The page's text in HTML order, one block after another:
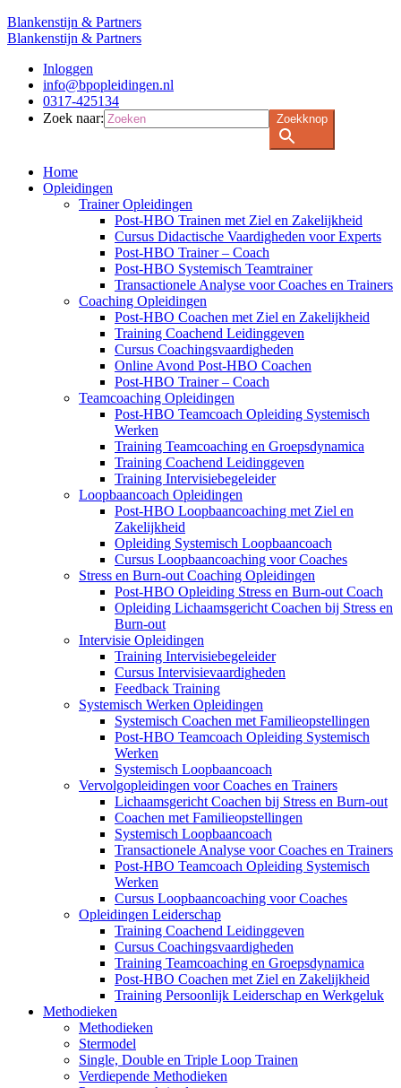
Blankenstijn & Partners
Blankenstijn & Partners
Inloggen
info@bpopleidingen.nl
0317-425134
Zoek naar:
Zoekknop
Home
Opleidingen
Trainer Opleidingen
Post-HBO Trainen met Ziel en Zakelijkheid
Cursus Didactische Vaardigheden voor Experts
Post-HBO Trainer – Coach
Post-HBO Systemisch Teamtrainer
Transactionele Analyse voor Coaches en Trainers
Coaching Opleidingen
Post-HBO Coachen met Ziel en Zakelijkheid
Training Coachend Leidinggeven
Cursus Coachingsvaardigheden
Online Avond Post-HBO Coachen
Post-HBO Trainer – Coach
Teamcoaching Opleidingen
Post-HBO Teamcoach Opleiding Systemisch
Werken
Training Teamcoaching en Groepsdynamica
Training Coachend Leidinggeven
Training Intervisiebegeleider
Loopbaancoach Opleidingen
Post-HBO Loopbaancoaching met Ziel en
Zakelijkheid
Opleiding Systemisch Loopbaancoach
Cursus Loopbaancoaching voor Coaches
Stress en Burn-out Coaching Opleidingen
Post-HBO Opleiding Stress en Burn-out Coach
Opleiding Lichaamsgericht Coachen bij Stress en
Burn-out
Intervisie Opleidingen
Training Intervisiebegeleider
Cursus Intervisievaardigheden
Feedback Training
Systemisch Werken Opleidingen
Systemisch Coachen met Familieopstellingen
Post-HBO Teamcoach Opleiding Systemisch
Werken
Systemisch Loopbaancoach
Vervolgopleidingen voor Coaches en Trainers
Lichaamsgericht Coachen bij Stress en Burn-out
Coachen met Familieopstellingen
Systemisch Loopbaancoach
Transactionele Analyse voor Coaches en Trainers
Post-HBO Teamcoach Opleiding Systemisch
Werken
Cursus Loopbaancoaching voor Coaches
Opleidingen Leiderschap
Training Coachend Leidinggeven
Cursus Coachingsvaardigheden
Training Teamcoaching en Groepsdynamica
Post-HBO Coachen met Ziel en Zakelijkheid
Training Persoonlijk Leiderschap en Werkgeluk
Methodieken
Methodieken
Stermodel
Single, Double en Triple Loop Trainen
Verdiepende Methodieken